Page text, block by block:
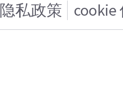
隐私政策 cookie